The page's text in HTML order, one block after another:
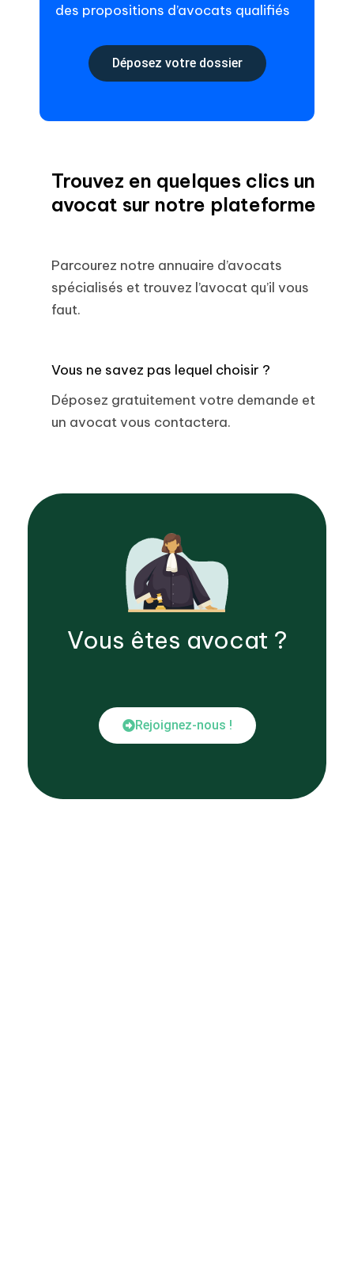
des propositions d’avocats qualifiés
Déposez votre dossier
Trouvez en quelques clics un
avocat sur notre plateforme
Parcourez notre annuaire d’avocats
spécialisés et trouvez l’avocat qu’il vous
faut.
Vous ne savez pas lequel choisir ?
Déposez gratuitement votre demande et
un avocat vous contactera.
Vous êtes avocat ?
Rejoignez-nous !